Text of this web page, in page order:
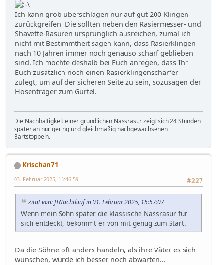
Ich kann grob überschlagen nur auf gut 200 Klingen
zurückgreifen. Die sollten neben den Rasiermesser- und
Shavette-Rasuren ursprünglich ausreichen, zumal ich
nicht mit Bestimmtheit sagen kann, dass Rasierklingen
nach 10 Jahren immer noch genauso scharf geblieben
sind. Ich möchte deshalb bei Euch anregen, dass Ihr
Euch zusätzlich noch einen Rasierklingenschärfer
zulegt, um auf der sicheren Seite zu sein, sozusagen der
Hosenträger zum Gürtel.
Die Nachhaltigkeit einer gründlichen Nassrasur zeigt sich 24 Stunden
später an nur gering und gleichmäßig nachgewachsenen
Bartstoppeln.
Krischan71
#227
03. Februar 2025, 15:46:59
Zitat von: JTNachtlauf in 01. Februar 2025, 15:57:07
Wenn mein Sohn später die klassische Nassrasur für
sich entdeckt, bekommt er von mit genug zum Start.
Da die Söhne oft anders handeln, als ihre Väter es sich
wünschen, würde ich besser noch abwarten...